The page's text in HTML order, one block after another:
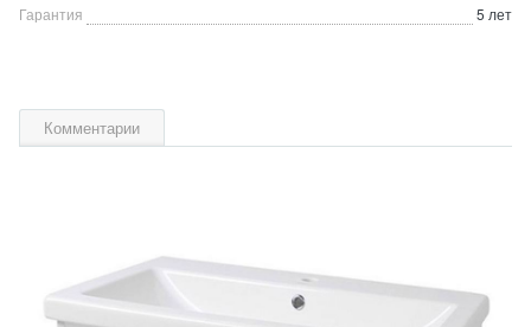
Гарантия
5 лет
Комментарии